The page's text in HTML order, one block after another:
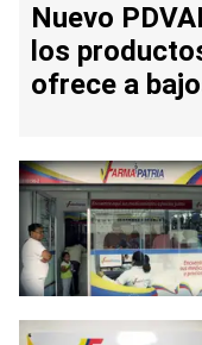
Nuevo
los
ofrece a